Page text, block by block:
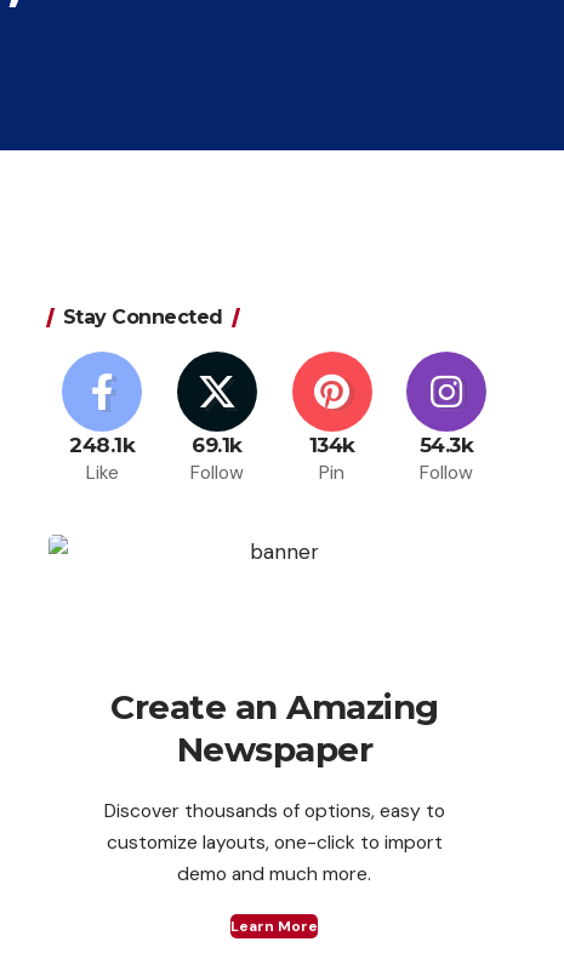
Stay Connected
248.1k
Like
69.1k
Follow
134k
Pin
54.3k
Follow
Create an Amazing
Newspaper
Discover thousands of options, easy to
customize layouts, one-click to import
demo and much more.
Learn More